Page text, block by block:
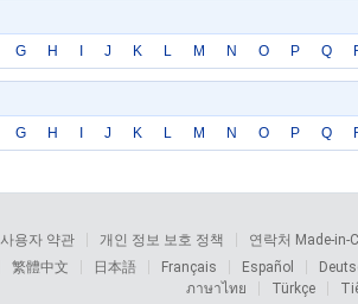
G H J K L M N O P Q
G H J K L M N O P Q
사용자 약관 개인 정보 보호 정책 연락처 Made-in-
繁體中文 日本語 Français Español
ภาษาไทย
Türkçe